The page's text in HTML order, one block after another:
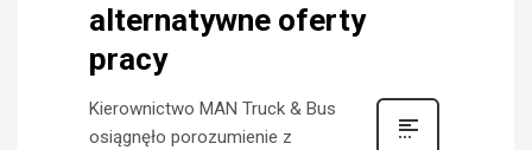
alternatywne oferty
pracy
Kierownictwo MAN Truck & Bus
osiągnęło porozumienie z